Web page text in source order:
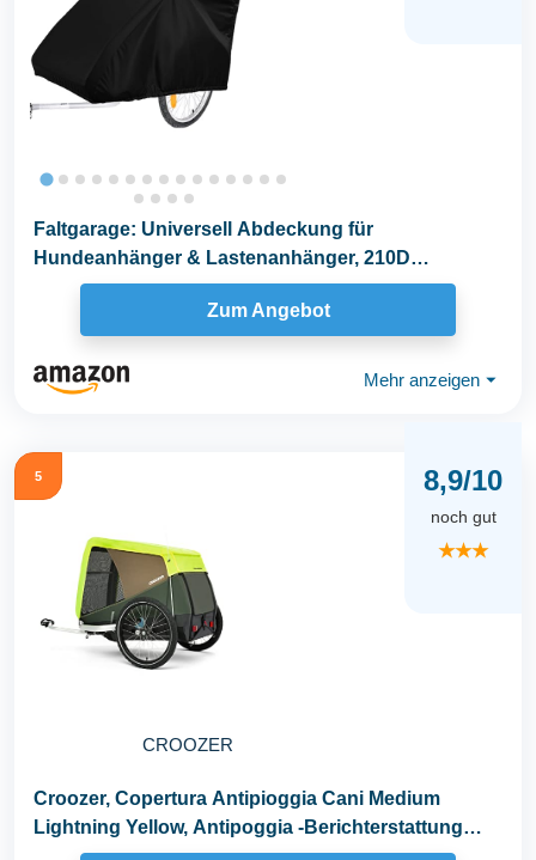
Faltgarage: Universell Abdeckung für
Hundeanhänger & Lastenanhänger, 210D
Wasserdicht, Winddicht...
Zum Angebot
Mehr anzeigen ⏷
5
CROOZER
8,9/10
noch gut
★★★
Croozer, Copertura Antipioggia Cani Medium
Lightning Yellow, Antipoggia -Berichterstattung